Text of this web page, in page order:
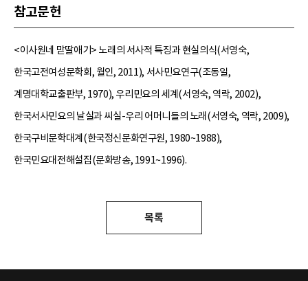
참고문헌
<이사원네 맏딸애기> 노래의 서사적 특징과 현실의식(서영숙,
한국고전여성문학회, 월인, 2011), 서사민요연구(조동일,
계명대학교출판부, 1970), 우리민요의 세계(서영숙, 역락, 2002),
한국서사민요의 날실과 씨실-우리 어머니들의 노래(서영숙, 역락, 2009),
한국구비문학대계(한국정신문화연구원, 1980~1988),
한국민요대전해설집(문화방송, 1991~1996).
목록